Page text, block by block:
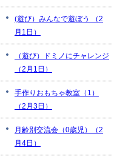
(遊び）みんなで遊ぼう （2
月1日）
（遊び）ドミノにチャレンジ
（2月1日）
手作りおもちゃ教室（1）
（2月3日）
月齢別交流会（0歳児）（2
月4日）